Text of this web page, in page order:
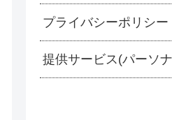
プライバシーポリシー
提供サービス(パーソ